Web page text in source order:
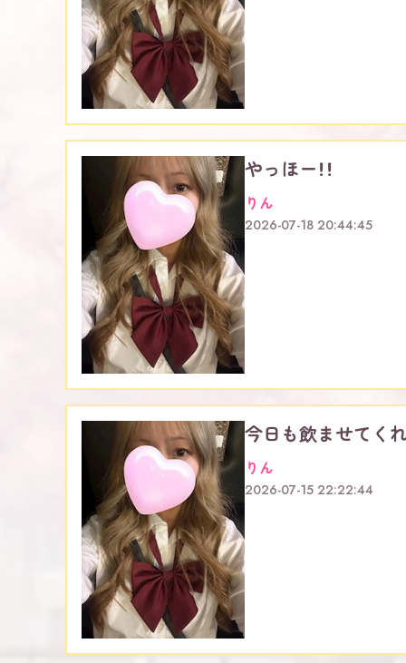
やっほー！！
りん
2026-07-18 20:44:45
今日も飲ませてく
りん
2026-07-15 22:22:44